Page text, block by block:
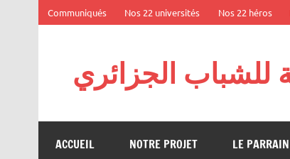
Communiqués Nos 22 universités Nos 22 héros
للشباب الجزائري
ACCUEIL NOTRE PROJET LE